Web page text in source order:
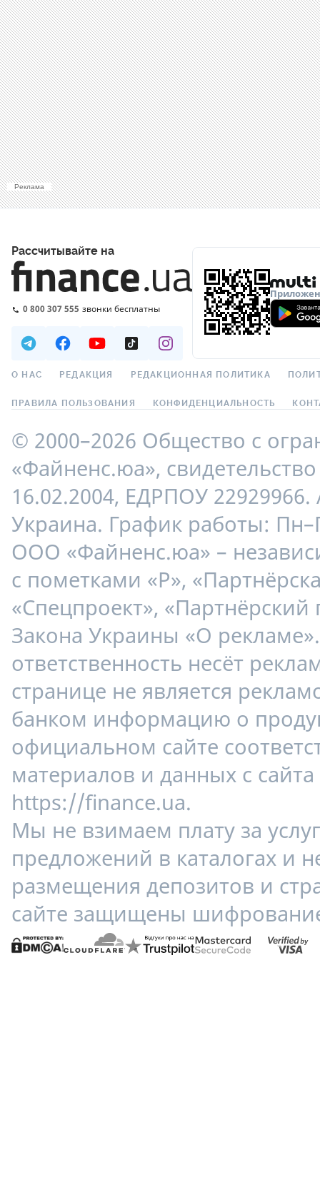
Реклама
Рассчитывайте на
0 800 307 555 звонки бесплатны
О НАС РЕДАКЦИЯ РЕДАКЦИОННАЯ ПОЛИТИКА
ПРАВИЛА ПОЛЬЗОВАНИЯ КОНФИДЕНЦИАЛЬНОСТЬ
© 2000–2026 Общество с
«Файненс.юа»,
16.02.2004, ЕДРПОУ
Украина. График работы:
ООО «Файненс.юа» –
с пометками «Р»,
«Спецпроект»,
Закона Украины «О
ответственность несёт
странице не является
банком информацию о
официальном сайте
материалов и данных с
https://finance.ua.
Мы не взимаем плату за
предложений в каталогах и
размещения депозитов и
сайте защищены